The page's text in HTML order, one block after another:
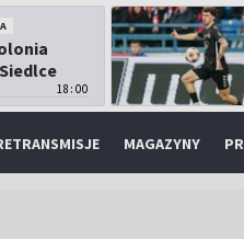
18:00
MAGAZYNY